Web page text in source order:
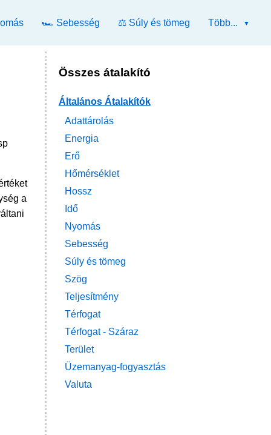
🏎️ Sebesség ⚖️ Súly és tömeg Több...
a
Összes átalakító
Általános Átalakítók
Adattárolás
Energia
Erő
Hőmérséklet
Hossz
Idő
Nyomás
Sebesség
Súly és tömeg
Szög
Teljesítmény
Térfogat
Térfogat - Száraz
Terület
Üzemanyag-fogyasztás
Valuta